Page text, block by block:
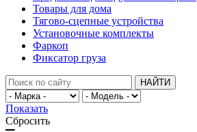
Товары для дома
Тягово-сцепные устройства
Установочные комплекты
Фаркоп
Фиксатор груза
НАЙТИ
Показать
Сбросить